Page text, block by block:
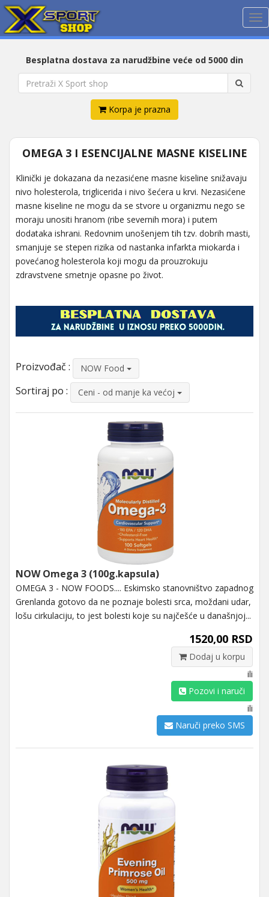
Besplatna dostava za narudžbine veće od 5000 din
Korpa je prazna
OMEGA 3 I ESENCIJALNE MASNE KISELINE
Klinički je dokazana da nezasićene masne kiseline snižavaju
nivo holesterola, triglicerida i nivo šećera u krvi. Nezasićene
masne kiseline ne mogu da se stvore u organizmu nego se
moraju unositi hranom (ribe severnih mora) i putem
dodataka ishrani. Redovnim unošenjem tih tzv. dobrih masti,
smanjuje se stepen rizika od nastanka infarkta miokarda i
povećanog holesterola koji mogu da prouzrokuju
zdravstvene smetnje opasne po život.
Proizvođač : NOW Food
Sortiraj po : Ceni - od manje ka većoj
NOW Omega 3 (100g.kapsula)
OMEGA 3 - NOW FOODS.... Eskimsko stanovništvo zapadnog
Grenlanda gotovo da ne poznaje bolesti srca, moždani udar,
lošu cirkulaciju, to jest bolesti koje su najčešće u današnjoj...
1520,00 RSD
Dodaj u korpu
ili
Pozovi i naruči
ili
Naruči preko SMS